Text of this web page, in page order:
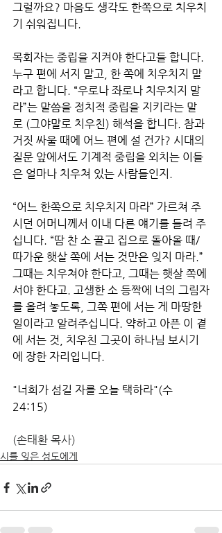
그럴까요? 마음도 생각도 한쪽으로 치우치
기 쉬워집니다.
목회자는 중립을 지켜야 한다고들 합니다.
누구 편에 서지 말고, 한 쪽에 치우치지 말
라고 합니다. “우로나 좌로나 치우치지 말
라”는 말씀을 정치적 중립을 지키라는 말
로 (그야말로 치우친) 해석을 합니다. 참과
거짓 싸울 때에 어느 편에 설 건가? 시대의
질문 앞에서도 기계적 중립을 외치는 이들
은 얼마나 치우쳐 있는 사람들인지.
“어느 한쪽으로 치우치지 마라” 가르쳐 주
시던 어머니께서 이내 다른 얘기를 들려 주
십니다. “땀 찬 소 끌고 집으로 돌아올 때/
따가운 햇살 쪽에 서는 것만은 잊지 마라.”
그때는 치우쳐야 한다고, 그때는 햇살 쪽에
서야 한다고. 고생한 소 등짝에 너의 그림자
를 올려 놓도록, 그쪽 편에 서는 게 마땅한
일이라고 알려주십니다. 약하고 아픈 이 곁
에 서는 것, 치우친 그곳이 하나님 보시기
에 장한 자리입니다.
"너희가 섬길 자를 오늘 택하라"(수
24:15)
(손태환 목사)
시를 잊은 성도에게